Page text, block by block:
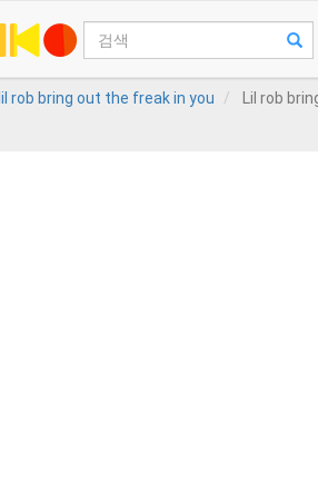
lil rob bring out the freak in you Lil rob